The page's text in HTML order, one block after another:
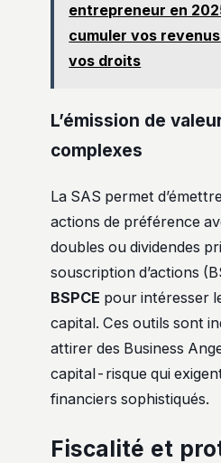
entrepreneur en
cumuler vos
vos droits
L’émission de
complexes
La SAS permet
actions de préférence
doubles ou dividendes
souscription d’actions
BSPCE pour intéresser
capital. Ces outils sont
attirer des Business
capital-risque qui
financiers sophistiqués.
Fiscalité et